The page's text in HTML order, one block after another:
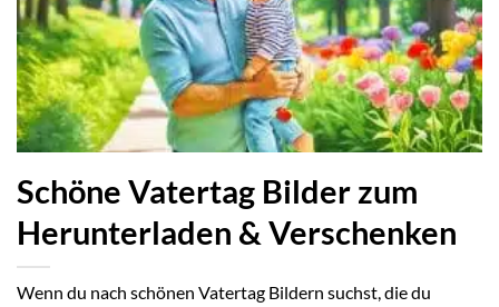
Schöne Vatertag Bilder zum
Herunterladen & Verschenken
Wenn du nach schönen Vatertag Bildern suchst, die du